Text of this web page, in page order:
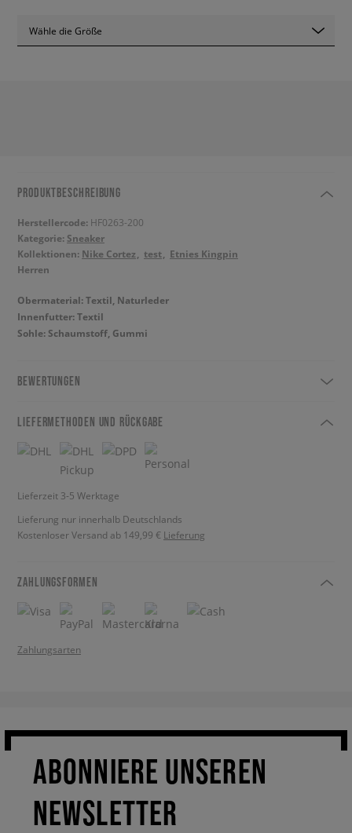
Wähle die Größe
PRODUKTBESCHREIBUNG
Herstellercode: HF0263-200
Kategorie: Sneaker
Kollektionen: Nike Cortez test
Etnies Kingpin
Herren
Obermaterial: Textil, Naturleder
Innenfutter: Textil
Sohle: Schaumstoff, Gummi
BEWERTUNGEN
LIEFERMETHODEN UND RÜCKGABE
Lieferzeit 3-5 Werktage
Lieferung nur innerhalb Deutschlands
Kostenloser Versand ab 149,99 € Lieferung
ZAHLUNGSFORMEN
Zahlungsarten
ABONNIERE UNSEREN
NEWSLETTER